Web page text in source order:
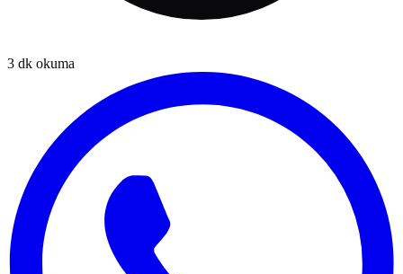
3 dk okuma